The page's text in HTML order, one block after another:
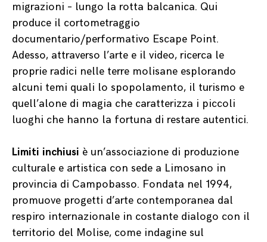
migrazioni – lungo la rotta balcanica. Qui
produce il cortometraggio
documentario/performativo Escape Point.
Adesso, attraverso l’arte e il video, ricerca le
proprie radici nelle terre molisane esplorando
alcuni temi quali lo spopolamento, il turismo e
quell’alone di magia che caratterizza i piccoli
luoghi che hanno la fortuna di restare autentici.
Limiti inchiusi è un’associazione di produzione
culturale e artistica con sede a Limosano in
provincia di Campobasso. Fondata nel 1994,
promuove progetti d’arte contemporanea dal
respiro internazionale in costante dialogo con il
territorio del Molise, come indagine sul